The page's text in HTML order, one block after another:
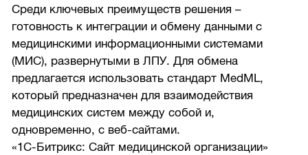
Среди ключевых преимуществ решения –
готовность к интеграции и обмену данными с
медицинскими информационными системами
(МИС), развернутыми в ЛПУ. Для обмена
предлагается использовать стандарт MedML,
который предназначен для взаимодействия
медицинских систем между собой и,
одновременно, с веб-сайтами.
«1С-Битрикс: Сайт медицинской организации»